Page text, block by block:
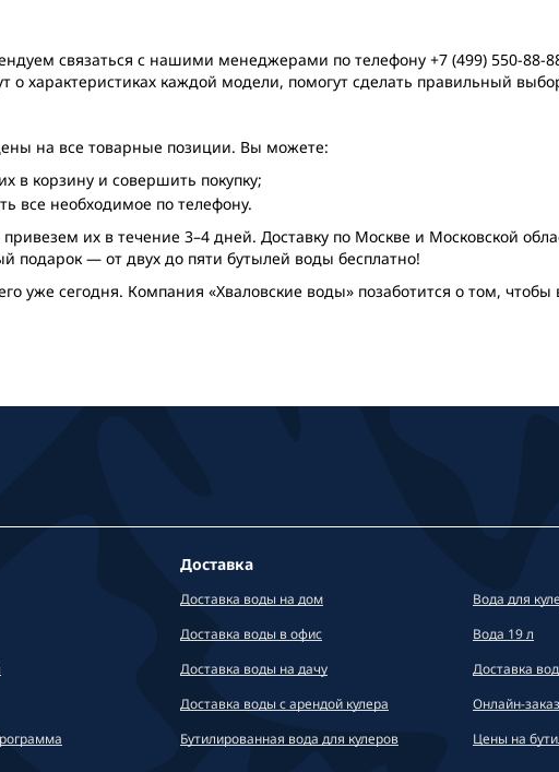
связаться с нашими менеджерами по телефону +7 (499) 550-88-
о характеристиках каждой модели, помогут сделать правильный
на все товарные позиции. Вы можете:
в корзину и совершить покупку;
все необходимое по телефону.
их в течение 3–4 дней. Доставку по Москве и Московской
подарок — от двух до пяти бутылей воды бесплатно!
уже сегодня. Компания «Хваловские воды» позаботится о том,
Доставка
Доставка воды на дом
Доставка воды в офис
Доставка воды на дачу
Доставка воды с арендой кулера
Бутилированная вода для кулеров
Вода для
Вода 19 л
Доставка
Онлайн-
Цены на